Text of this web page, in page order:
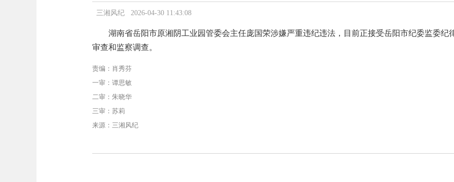
三湘风纪 2026-04-30 11:43:08
湖南省岳阳市原湘阴工业园管委会主任庞国荣涉嫌严重违纪违法，目前正接受岳阳市纪委监委纪
审查和监察调查。
责编：肖秀芬
一审：谭思敏
二审：朱晓华
三审：苏莉
来源：三湘风纪